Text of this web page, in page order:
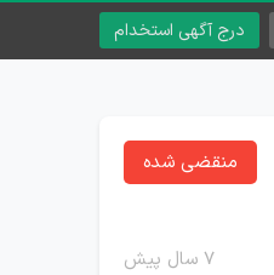
درج آگهی استخدام
۷ سال پیش
منقضی شده